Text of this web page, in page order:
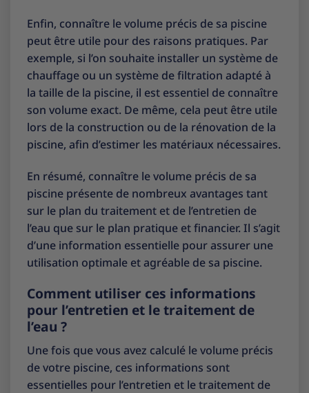
Enfin, connaître le volume précis de sa piscine
peut être utile pour des raisons pratiques. Par
exemple, si l’on souhaite installer un système de
chauffage ou un système de filtration adapté à
la taille de la piscine, il est essentiel de connaître
son volume exact. De même, cela peut être utile
lors de la construction ou de la rénovation de la
piscine, afin d’estimer les matériaux nécessaires.
En résumé, connaître le volume précis de sa
piscine présente de nombreux avantages tant
sur le plan du traitement et de l’entretien de
l’eau que sur le plan pratique et financier. Il s’agit
d’une information essentielle pour assurer une
utilisation optimale et agréable de sa piscine.
Comment utiliser ces informations
pour l’entretien et le traitement de
l’eau ?
Une fois que vous avez calculé le volume précis
de votre piscine, ces informations sont
essentielles pour l’entretien et le traitement de